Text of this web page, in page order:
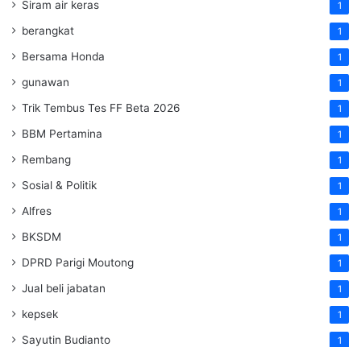
Siram air keras 1
berangkat 1
Bersama Honda 1
gunawan 1
Trik Tembus Tes FF Beta 2026 1
BBM Pertamina 1
Rembang 1
Sosial & Politik 1
Alfres 1
BKSDM 1
DPRD Parigi Moutong 1
Jual beli jabatan 1
kepsek 1
Sayutin Budianto 1